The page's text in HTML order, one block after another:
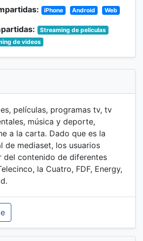
iPhone Android Web
Streaming de películas
de videos
películas, programas tv, tv
música y deporte,
a la carta. Dado que es la
de mediaset, los usuarios
del contenido de diferentes
la Cuatro, FDF, Energy,